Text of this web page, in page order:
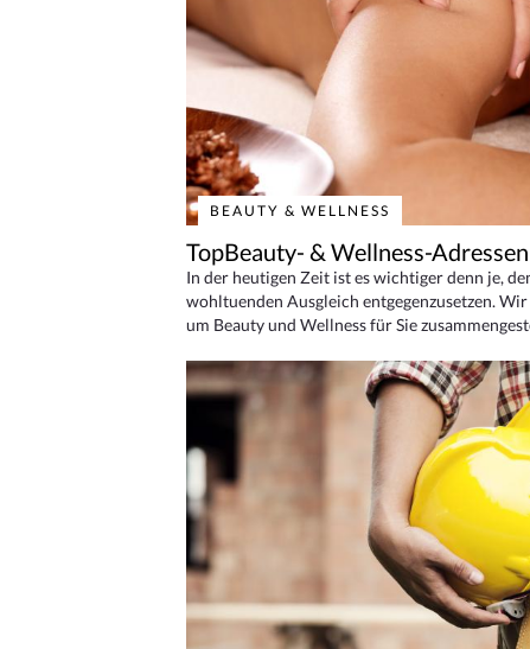
BEAUTY & WELLNESS
TopBeauty- & Wellness-Adressen
In der heutigen Zeit ist es wichtiger denn je,
wohltuenden Ausgleich entgegenzusetzen.
um Beauty und Wellness für Sie